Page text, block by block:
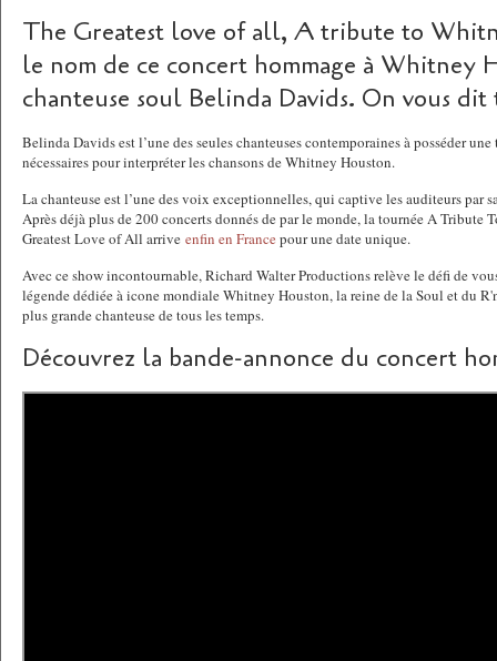
The Greatest love of all, A tribute to
le nom de ce concert hommage à Whitney
chanteuse soul Belinda Davids. On vous
Belinda Davids est l’une des seules chanteuses contemporaines à posséder
nécessaires pour interpréter les chansons de Whitney Houston.
La chanteuse est l’une des voix exceptionnelles, qui captive les auditeurs par
Après déjà plus de 200 concerts donnés de par le monde, la tournée A Tribute
Greatest Love of All arrive enfin en Francepour une date unique.
Avec ce show incontournable, Richard Walter Productions relève le défi de
légende dédiée à icone mondiale Whitney Houston, la reine de la Soul et du
plus grande chanteuse de tous les temps.
Découvrez la bande-annonce du concert